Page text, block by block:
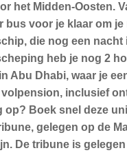
het Midden-Oosten.
bus voor je klaar om
die nog een
heb je nog 2
Abu Dhabi, waar je
inclusief
op? Boek snel deze
gelegen op de
De tribune is